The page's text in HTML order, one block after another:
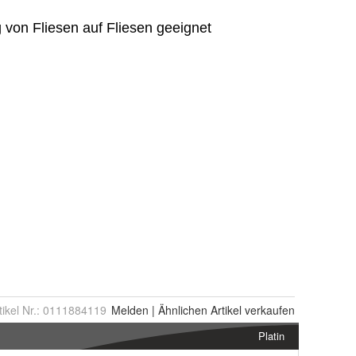
Nr.: 0111884119 Melden | Ähnlichen Artikel verkaufen
Platin